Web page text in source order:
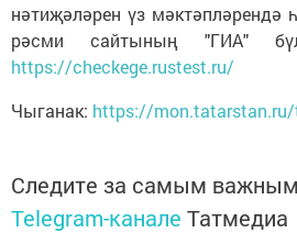
нәтиҗәләрен үз мәктәпләрендә
рәсми сайтының "ГИА"
https://checkege.rustest.ru/
Чыганак: https://
Следите за самым
Telegram-канале Татмедиа